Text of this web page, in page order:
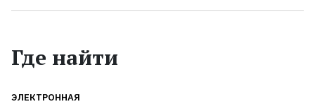
Где найти
ЭЛЕКТРОННАЯ